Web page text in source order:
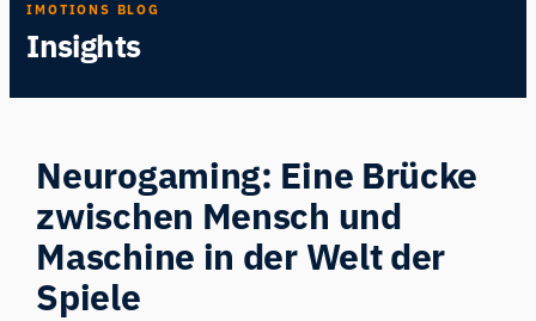
IMOTIONS BLOG
Insights
Neurogaming: Eine Brücke
zwischen Mensch und
Maschine in der Welt der
Spiele